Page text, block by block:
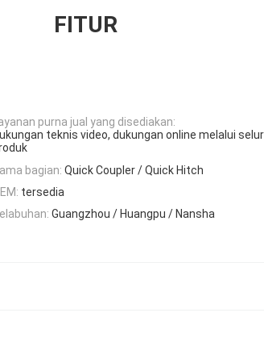
FITUR
purna jual yang disediakan:
teknis video, dukungan online melalui
bagian: Quick Coupler / Quick Hitch
tersedia
Guangzhou / Huangpu / Nansha